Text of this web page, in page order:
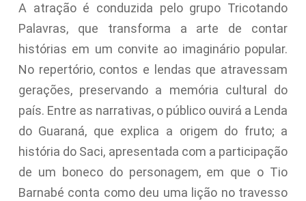
A atração é conduzida pelo grupo Tricotando
Palavras, que transforma a arte de contar
histórias em um convite ao imaginário popular.
No repertório, contos e lendas que atravessam
gerações, preservando a memória cultural do
país. Entre as narrativas, o público ouvirá a Lenda
do Guaraná, que explica a origem do fruto; a
história do Saci, apresentada com a participação
de um boneco do personagem, em que o Tio
Barnabé conta como deu uma lição no travesso